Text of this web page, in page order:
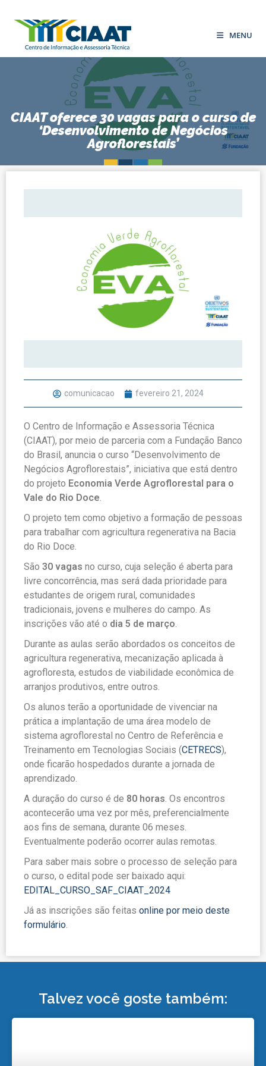
MENU
CIAAT oferece 30 vagas para o curso de
‘Desenvolvimento de Negócios
Agroflorestais’
comunicacao fevereiro 21, 2024
O Centro de Informação e Assessoria Técnica
(CIAAT), por meio de parceria com a Fundação Banco
do Brasil, anuncia o curso “Desenvolvimento de
Negócios Agroflorestais”, iniciativa que está dentro
do projeto Economia Verde Agroflorestal para o
Vale do Rio Doce.
O projeto tem como objetivo a formação de pessoas
para trabalhar com agricultura regenerativa na Bacia
do Rio Doce.
São 30 vagas no curso, cuja seleção é aberta para
livre concorrência, mas será dada prioridade para
estudantes de origem rural, comunidades
tradicionais, jovens e mulheres do campo. As
inscrições vão até o dia 5 de março.
Durante as aulas serão abordados os conceitos de
agricultura regenerativa, mecanização aplicada à
agrofloresta, estudos de viabilidade econômica de
arranjos produtivos, entre outros.
Os alunos terão a oportunidade de vivenciar na
prática a implantação de uma área modelo de
sistema agroflorestal no Centro de Referência e
Treinamento em Tecnologias Sociais (CETRECS),
onde ficarão hospedados durante a jornada de
aprendizado.
A duração do curso é de 80 horas. Os encontros
acontecerão uma vez por mês, preferencialmente
aos fins de semana, durante 06 meses.
Eventualmente poderão ocorrer aulas remotas.
Para saber mais sobre o processo de seleção para
o curso, o edital pode ser baixado aqui:
EDITAL_CURSO_SAF_CIAAT_2024
Já as inscrições são feitas online por meio deste
formulário.
Talvez você goste também: